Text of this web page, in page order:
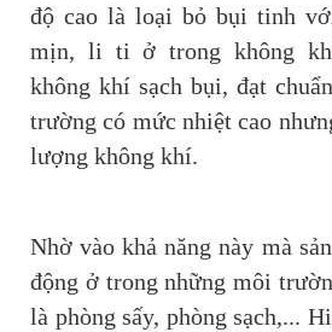
độ cao là loại bỏ bụi tinh
mịn, li ti ở trong không
không khí sạch bụi, đạt
trường có mức nhiệt cao
lượng không khí.
Nhờ vào khả năng này mà
động ở trong những môi
là phòng sấy, phòng sạch,...